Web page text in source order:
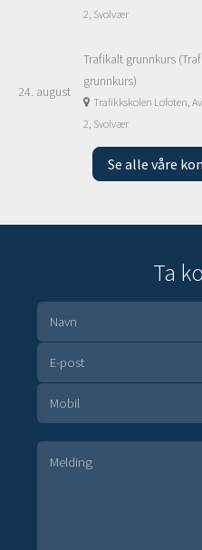
2, Svolvær
24. august
Trafikalt grunnkurs
grunnkurs)
Trafikkskolen Lofoten,
2, Svolvær
Se alle våre
Ta